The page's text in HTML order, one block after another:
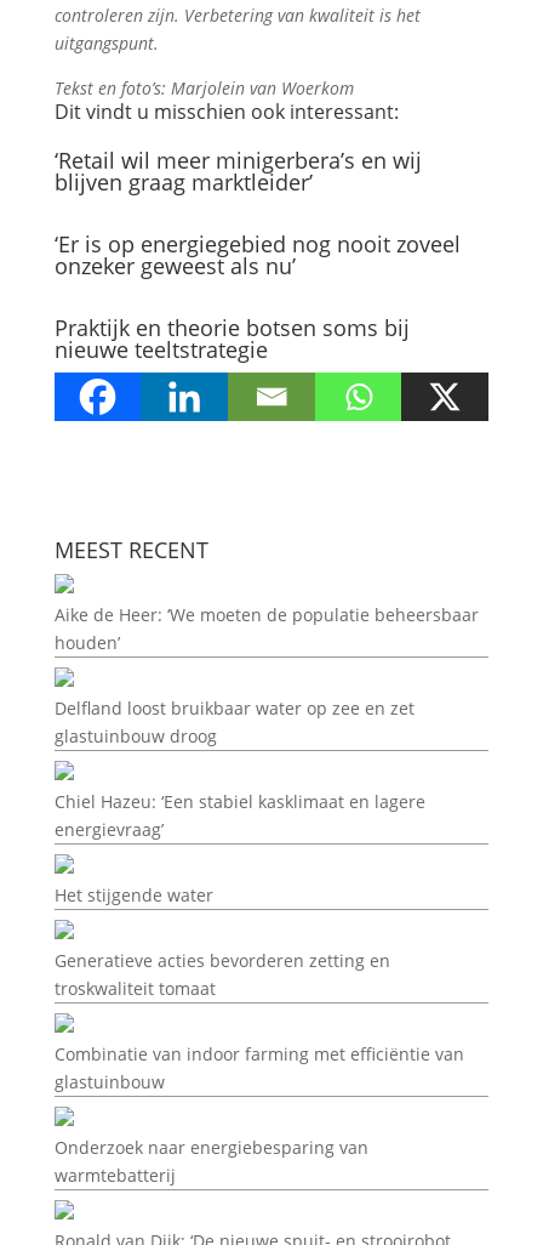
controleren zijn. Verbetering van kwaliteit is het
uitgangspunt.
Tekst en foto’s: Marjolein van Woerkom
Dit vindt u misschien ook interessant:
‘Retail wil meer minigerbera’s en wij
blijven graag marktleider’
‘Er is op energiegebied nog nooit zoveel
onzeker geweest als nu’
Praktijk en theorie botsen soms bij
nieuwe teeltstrategie
MEEST RECENT
Aike de Heer: ‘We moeten de populatie beheersbaar
houden’
Delfland loost bruikbaar water op zee en zet
glastuinbouw droog
Chiel Hazeu: ‘Een stabiel kasklimaat en lagere
energievraag’
Het stijgende water
Generatieve acties bevorderen zetting en
troskwaliteit tomaat
Combinatie van indoor farming met efficiëntie van
glastuinbouw
Onderzoek naar energiebesparing van
warmtebatterij